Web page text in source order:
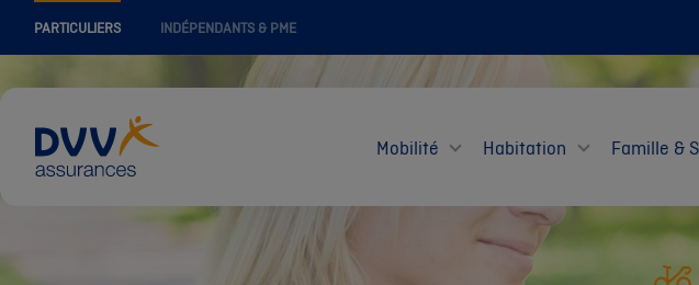
PARTICULIERS INDÉPENDANTS & PME
Mobilité Habitation Famille &